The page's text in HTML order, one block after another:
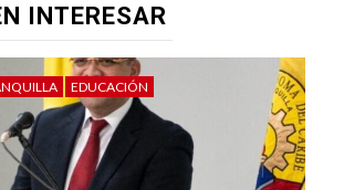
INTERESAR
EDUCACIÓN